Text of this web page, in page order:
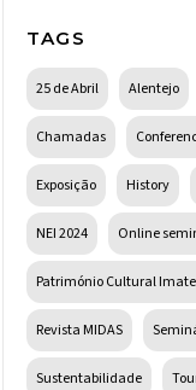
TAGS
25 de Abril Alentejo
Chamadas
Exposição History
NEI 2024 Online
Património Cultural
Revista MIDAS
Sustentabilidade